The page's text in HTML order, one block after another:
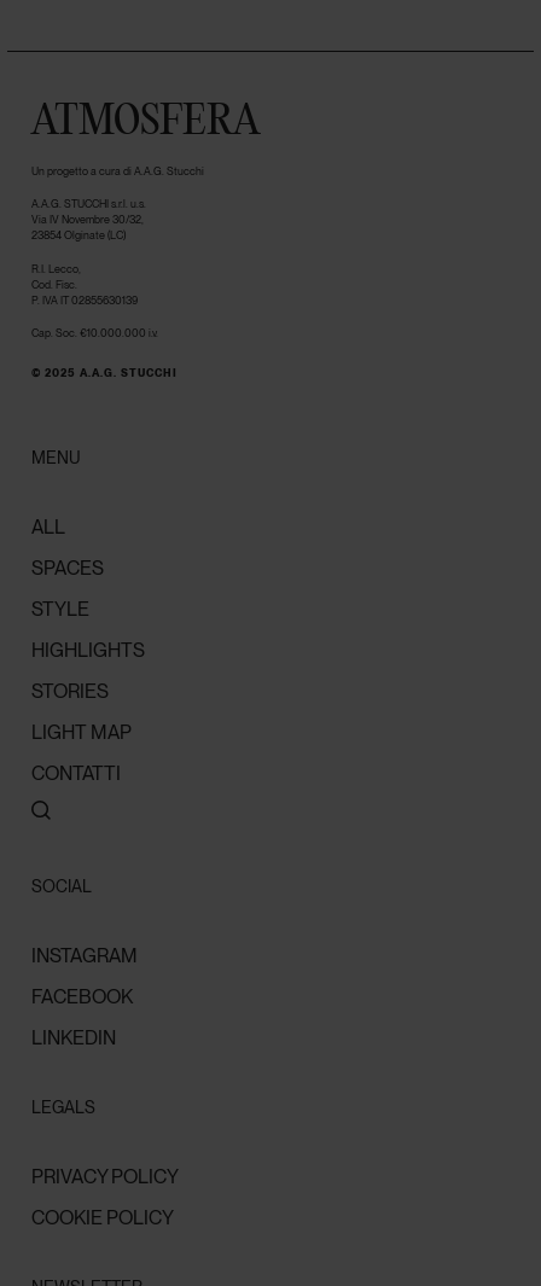
ATMOSFERA
Un progetto a cura di A.A.G. Stucchi
A.A.G. STUCCHI s.r.l. u.s.
Via IV Novembre 30/32,
23854 Olginate (LC)
R.I. Lecco,
Cod. Fisc.
P. IVA IT 02855630139
Cap. Soc. €10.000.000 i.v.
© 2025 A.A.G. STUCCHI
MENU
ALL
SPACES
STYLE
HIGHLIGHTS
STORIES
LIGHT MAP
CONTATTI
SOCIAL
INSTAGRAM
FACEBOOK
LINKEDIN
LEGALS
PRIVACY POLICY
COOKIE POLICY